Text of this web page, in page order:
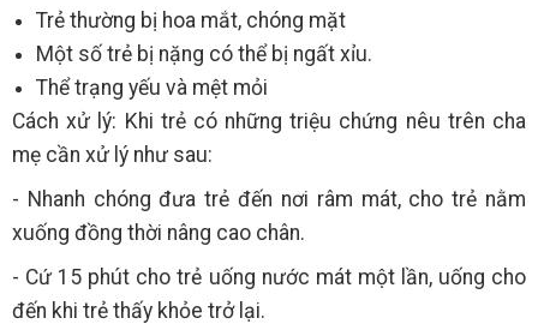
Trẻ thường bị hoa mắt, chóng mặt
Một số trẻ bị nặng có thể bị ngất xỉu.
Thể trạng yếu và mệt mỏi
Cách xử lý: Khi trẻ có những triệu chứng nêu trên cha
mẹ cần xử lý như sau:
- Nhanh chóng đưa trẻ đến nơi râm mát, cho trẻ nằm
xuống đồng thời nâng cao chân.
- Cứ 15 phút cho trẻ uống nước mát một lần, uống cho
đến khi trẻ thấy khỏe trở lại.